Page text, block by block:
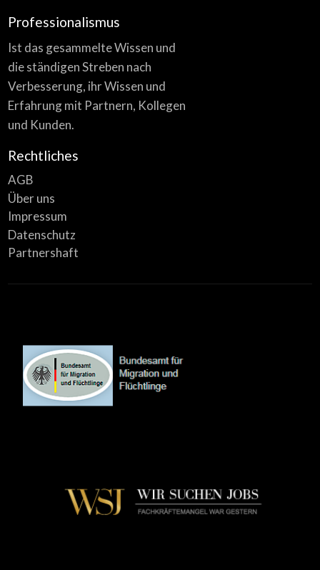
Professionalismus
Ist das gesammelte Wissen und
die ständigen Streben nach
Verbesserung, ihr Wissen und
Erfahrung mit Partnern, Kollegen
und Kunden.
Rechtliches
AGB
Über uns
Impressum
Datenschutz
Partnershaft